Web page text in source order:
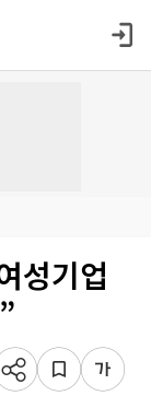
성기업